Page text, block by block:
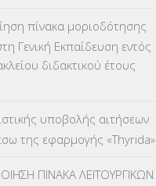
(135)
ΠΙΣΤΟΠΟΙΗΤΙΚΟ
πίνακα μοριοδότησης
Γενική Εκπαίδευση εντός
διδακτικού έτους
υποβολής αιτήσεων
της εφαρμογής «Thyrida»
ΠΙΝΑΚΑ ΛΕΙΤΟΥΡΓΙΚΩΝ